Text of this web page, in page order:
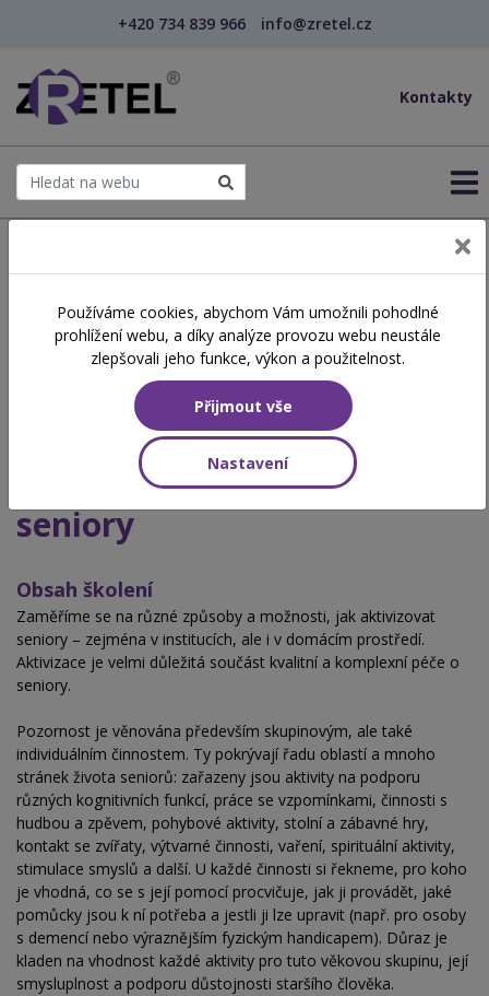
+420 734 839 966 info@zretel.cz
Kontakty
Kdo si hraje, nezlobí, aneb
nečinnost lidskému
organismu neprospívá -
aktivizační a výchovně
vzdělávací techniky pro
seniory
Obsah školení
Zaměříme se na různé způsoby a možnosti, jak aktivizovat
seniory – zejména v institucích, ale i v domácím prostředí.
Aktivizace je velmi důležitá součást kvalitní a komplexní péče o
seniory.
Pozornost je věnována především skupinovým, ale také
individuálním činnostem. Ty pokrývají řadu oblastí a mnoho
stránek života seniorů: zařazeny jsou aktivity na podporu
různých kognitivních funkcí, práce se vzpomínkami, činnosti s
hudbou a zpěvem, pohybové aktivity, stolní a zábavné hry,
kontakt se zvířaty, výtvarné činnosti, vaření, spirituální aktivity,
stimulace smyslů a další. U každé činnosti si řekneme, pro koho
je vhodná, co se s její pomocí procvičuje, jak ji provádět, jaké
pomůcky jsou k ní potřeba a jestli ji lze upravit (např. pro osoby
s demencí nebo výraznějším fyzickým handicapem). Důraz je
kladen na vhodnost každé aktivity pro tuto věkovou skupinu, její
smysluplnost a podporu důstojnosti staršího člověka.
Používáme cookies, abychom Vám umožnili pohodlné
prohlížení webu, a díky analýze provozu webu neustále
zlepšovali jeho funkce, výkon a použitelnost.
Přijmout vše
Nastavení